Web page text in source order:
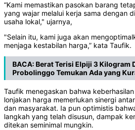
“Kami memastikan pasokan barang
yang wajar melalui kerja sama dengan
usaha lokal," ujarnya,
"Selain itu, kami juga akan
menjaga kestabilan harga,” kata Taufik.
BACA:Berat Terisi Elpiji 3 Kilogram
Probolinggo Temukan Ada yang
Taufik menegaskan bahwa
lonjakan harga memerlukan sinergi
dan masyarakat. Ia pun optimistis
langkah yang telah disusun, dampak
ditekan seminimal mungkin.